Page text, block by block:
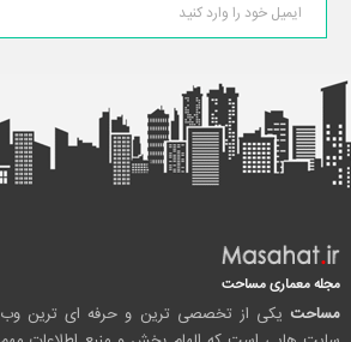
مجله معماری مساحت
مساحت یکی از تخصصی ترین و حرفه ای ترین وب